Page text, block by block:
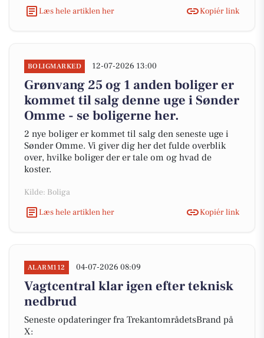
Læs hele artiklen her
Kopiér link
BOLIGMARKED 12-07-2026 13:00
Grønvang 25 og 1 anden boliger er
kommet til salg denne uge i Sønder
Omme - se boligerne her.
2 nye boliger er kommet til salg den seneste uge i
Sønder Omme. Vi giver dig her det fulde overblik
over, hvilke boliger der er tale om og hvad de
koster.
Kilde: Boliga
Læs hele artiklen her
Kopiér link
ALARM112 04-07-2026 08:09
Vagtcentral klar igen efter teknisk
nedbrud
Seneste opdateringer fra TrekantområdetsBrand på
X: